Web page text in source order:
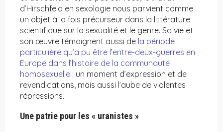
d’Hirschfeld en sexologie nous parvient comme
un objet à la fois précurseur dans la littérature
scientifique sur la sexualité et le genre. Sa vie et
son œuvre témoignent aussi de la période
particulière qu’a pu être l’entre-deux-guerres en
Europe dans l’histoire de la communauté
homosexuelle : un moment d’expression et de
revendications, mais aussi l’aube de violentes
répressions.
Une patrie pour les « uranistes »